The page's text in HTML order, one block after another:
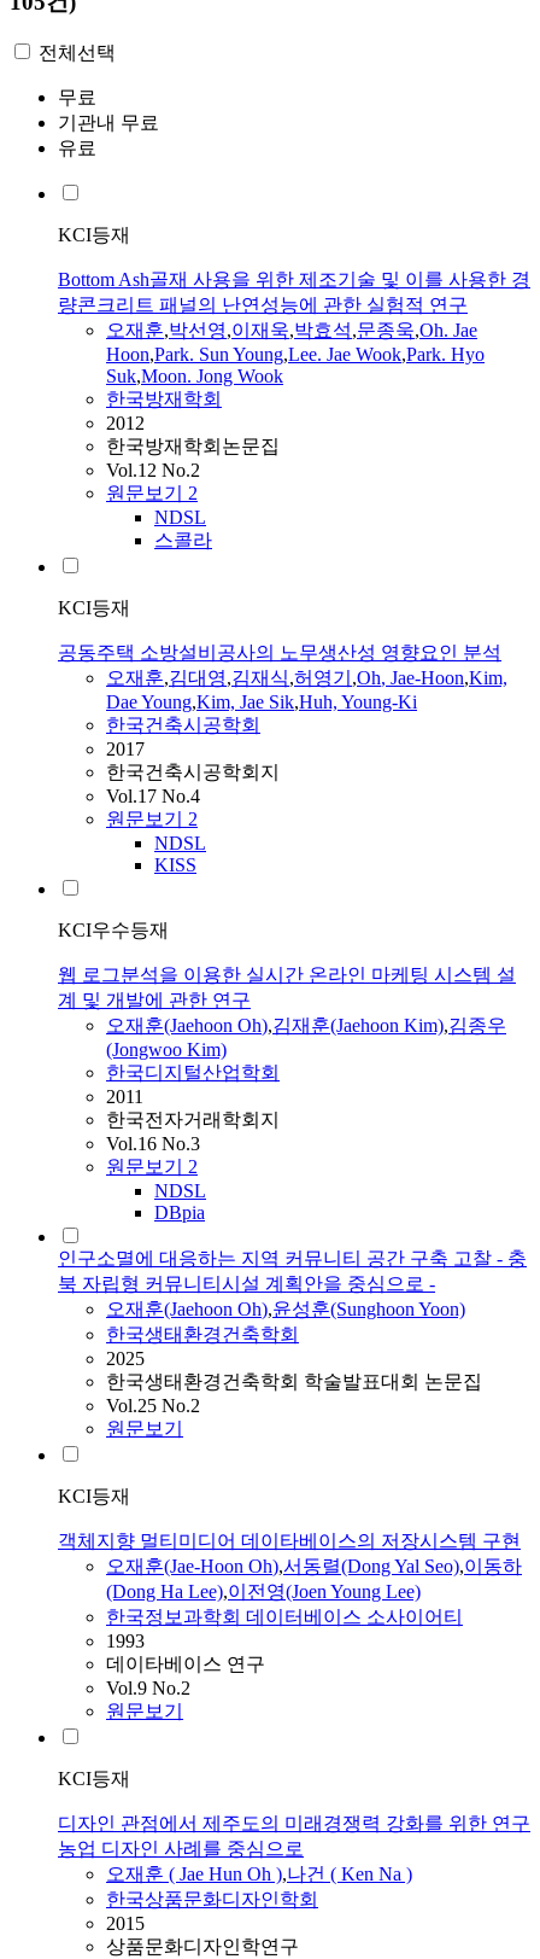
전체선택
무료
기관내 무료
유료
KCI등재
Bottom Ash골재 사용을 위한 제조기술 및 이를 사용한 경
량콘크리트 패널의 난연성능에 관한 실험적 연구
오재훈,박선영,이재욱,박효석,문종욱,Oh. Jae
Hoon,Park. Sun Young,Lee. Jae Wook,Park. Hyo
Suk,Moon. Jong Wook
한국방재학회
2012
한국방재학회논문집
Vol.12 No.2
원문보기 2
NDSL
스콜라
KCI등재
공동주택 소방설비공사의 노무생산성 영향요인 분석
오재훈,김대영,김재식,허영기 ,Oh, Jae-Hoon,Kim,
Dae Young,Kim, Jae Sik,Huh, Young-Ki
한국건축시공학회
2017
한국건축시공학회지
Vol.17 No.4
원문보기 2
NDSL
KISS
KCI우수등재
웹 로그분석을 이용한 실시간 온라인 마케팅 시스템 설
계 및 개발에 관한 연구
오재훈(Jaehoon Oh),김재훈(Jaehoon Kim),김종우
(Jongwoo Kim)
한국디지털산업학회
2011
한국전자거래학회지
Vol.16 No.3
원문보기 2
NDSL
DBpia
인구소멸에 대응하는 지역 커뮤니티 공간 구축 고찰 - 충
북 자립형 커뮤니티시설 계획안을 중심으로 -
오재훈(Jaehoon Oh),윤성훈(Sunghoon Yoon)
한국생태환경건축학회
2025
한국생태환경건축학회 학술발표대회 논문집
Vol.25 No.2
원문보기
KCI등재
객체지향 멀티미디어 데이타베이스의 저장시스템 구현
오재훈(Jae-Hoon Oh),서동렬(Dong Yal Seo),이동하
(Dong Ha Lee),이전영(Joen Young Lee)
한국정보과학회 데이터베이스 소사이어티
1993
데이타베이스 연구
Vol.9 No.2
원문보기
KCI등재
디자인 관점에서 제주도의 미래경쟁력 강화를 위한 연구
농업 디자인 사례를 중심으로
오재훈 ( Jae Hun Oh ),나건 ( Ken Na )
한국상품문화디자인학회
2015
상품문화디자인학연구